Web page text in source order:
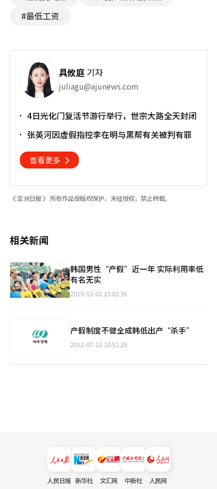
#最低工资
具攸庭 기자
juliagu@ajunews.com
4日光化门复活节游行举行，世宗大路全天封闭
张英河因虚假指控李在明与黑帮有关被判有罪
查看更多
《 亚洲日报 》 所有作品受版权保护，未经授权，禁止转载。
相关新闻
韩国男性“产假”近一年 实际利用率低
有名无实
2015-12-02 15:02:39
产假制度不健全成韩低出产“杀手”
2012-07-12 10:51:29
人民日报 新华社 文汇网 中新社 人民网